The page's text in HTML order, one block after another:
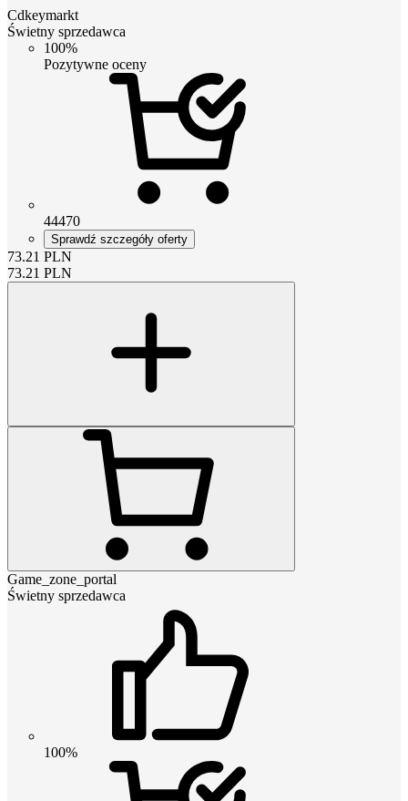
Cdkeymarkt
Świetny sprzedawca
100%
Pozytywne oceny
44470
Sprawdź szczegóły oferty
73.21 PLN
73.21 PLN
Game_zone_portal
Świetny sprzedawca
100%